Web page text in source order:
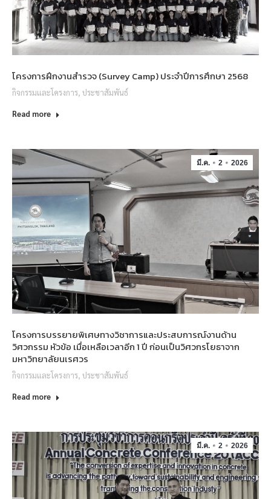
โครงการฝึกงานสำรวจ (Survey Camp) ประจำปีการศึกษา 2568
กิจกรรมและโครงการ, ประชาสัมพันธ์
Read more
มี.ค. 2 2026
โครงการบรรยายพิเศษทางวิชาการและประสบการณ์งานด้าน
วิศวกรรม หัวข้อ เมื่อเหลือเวลาอีก 1 ปี ก่อนเป็นวิศวกรโยธาจาก
มหาวิทยาลัยนเรศวร
กิจกรรมและโครงการ, ประชาสัมพันธ์
Read more
มี.ค. 2 2026